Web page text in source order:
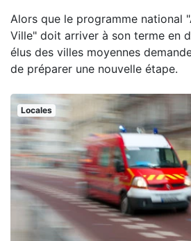
Alors que le programme national
Ville" doit arriver à son terme en
élus des villes moyennes
de préparer une nouvelle étape.
Locales